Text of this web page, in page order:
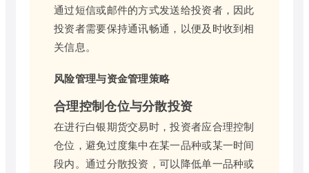
通过短信或邮件的方式发送给投资者，因此
投资者需要保持通讯畅通，以便及时收到相
关信息。
风险管理与资金管理策略
合理控制仓位与分散投资
在进行白银期货交易时，投资者应合理控制
仓位，避免过度集中在某一品种或某一时间
段内。通过分散投资，可以降低单一品种或